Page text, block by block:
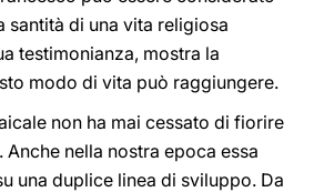
santità di una vita religiosa
testimonianza, mostra la
modo di vita può raggiungere.
non ha mai cessato di fiorire
nella nostra epoca essa
una duplice linea di sviluppo. Da